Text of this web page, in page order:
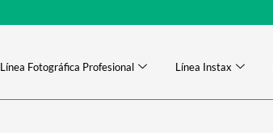
Línea Fotográfica Profesional Línea Instax